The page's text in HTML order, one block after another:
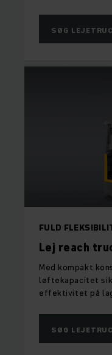
SØG
FULD
Lej reach
Med kompakt
løftekapacitet
effektivitet på
SØG